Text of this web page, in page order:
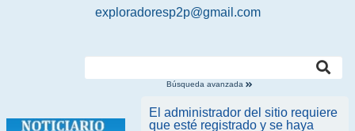
exploradoresp2p@gmail.com
Búsqueda avanzada
El administrador del sitio requiere
que esté registrado y se haya